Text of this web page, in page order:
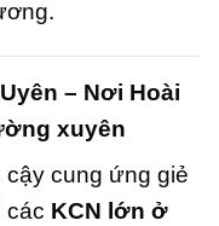
– Nơi Hoài
xuyên
cậy cung ứng giẻ
các KCN lớn ở